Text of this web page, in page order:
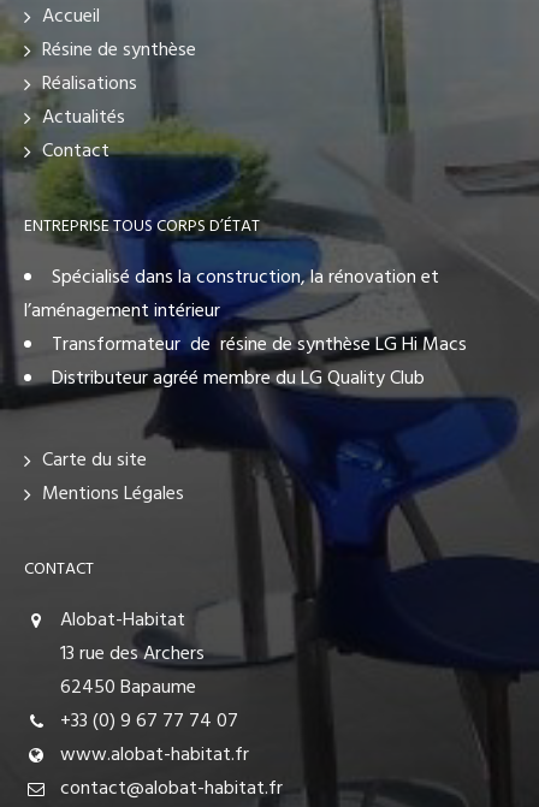
Accueil
Résine de synthèse
Réalisations
Actualités
Contact
ENTREPRISE TOUS CORPS D’ÉTAT
Spécialisé dans la construction, la rénovation et
l’aménagement intérieur
Transformateur de résine de synthèse LG Hi Macs
Distributeur agréé membre du LG Quality Club
Carte du site
Mentions Légales
CONTACT
Alobat-Habitat
13 rue des Archers
62450 Bapaume
+33 (0) 9 67 77 74 07
www.alobat-habitat.fr
contact@alobat-habitat.fr